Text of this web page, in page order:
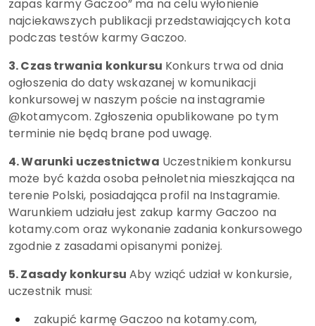
zapas karmy Gaczoo” ma na celu wyłonienie
najciekawszych publikacji przedstawiających kota
podczas testów karmy Gaczoo.
3. Czas trwania konkursu Konkurs trwa od dnia
ogłoszenia do daty wskazanej w komunikacji
konkursowej w naszym poście na instagramie
@kotamycom. Zgłoszenia opublikowane po tym
terminie nie będą brane pod uwagę.
4. Warunki uczestnictwa Uczestnikiem konkursu
może być każda osoba pełnoletnia mieszkająca na
terenie Polski, posiadająca profil na Instagramie.
Warunkiem udziału jest zakup karmy Gaczoo na
kotamy.com oraz wykonanie zadania konkursowego
zgodnie z zasadami opisanymi poniżej.
5. Zasady konkursu Aby wziąć udział w konkursie,
uczestnik musi:
zakupić karmę Gaczoo na kotamy.com,